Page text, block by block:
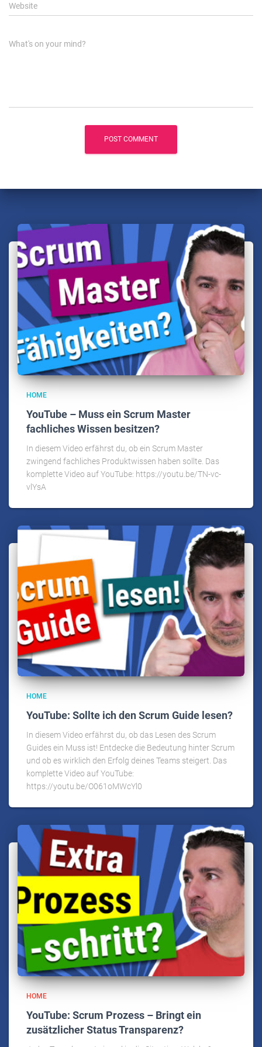
Website
What's on your mind?
HOME
YouTube – Muss ein Scrum Master
fachliches Wissen besitzen?
In diesem Video erfährst du, ob ein Scrum Master
zwingend fachliches Produktwissen haben sollte. Das
komplette Video auf YouTube: https://youtu.be/TN-vc-
vlYsA
HOME
YouTube: Sollte ich den Scrum Guide lesen?
In diesem Video erfährst du, ob das Lesen des Scrum
Guides ein Muss ist! Entdecke die Bedeutung hinter Scrum
und ob es wirklich den Erfolg deines Teams steigert. Das
komplette Video auf YouTube:
https://youtu.be/O061oMWcYl0
HOME
YouTube: Scrum Prozess – Bringt ein
zusätzlicher Status Transparenz?